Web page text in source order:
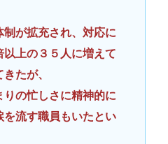
制が拡充され、対応に
以上の３５人に増えて
たが、
りの忙しさに精神的に
を流す職員もいたとい